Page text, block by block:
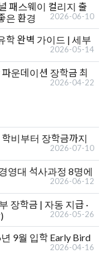
패스웨이 컬리지 출
은 환경
2026-06-10
학 완벽 가이드 | 세부
2026-05-14
운데이션 장학금 최
2026-04-22
비부터 장학금까지
2026-07-10
영대 석사과정 8명에
2026-06-12
장학금 | 자동 지급 ·
2026-05-26
9월 입학 Early Bird
2026-04-16